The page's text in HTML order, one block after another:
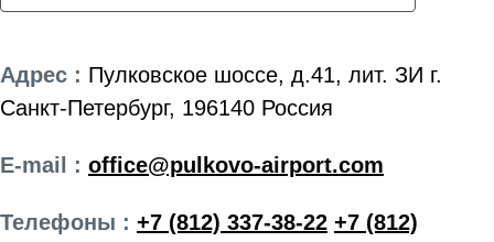
Адрес : Пулковское шоссе, д.41, лит. ЗИ г.
Санкт-Петербург, 196140 Россия
E-mail : office@pulkovo-airport.com
Телефоны : +7 (812) 337-38-22 +7 (812)